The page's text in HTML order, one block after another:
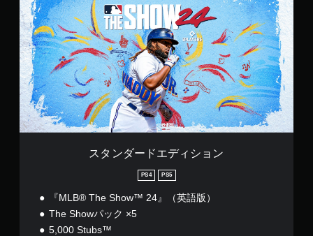
ン
ダ
ー
ド
エ
デ
ィ
シ
ョ
ン
スタンダードエディション
PS4 PS5
『MLB® The Show™ 24』（英語版）
The Showパック ×5
5,000 Stubs™